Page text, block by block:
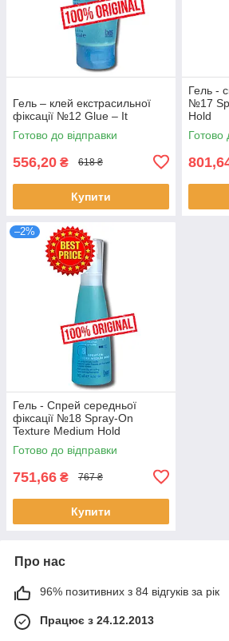
Гель – клей екстрасильної
фіксації №12 Glue – It
Готово до відправки
556,20 ₴ 618 ₴
Купити
Гель -
№17
Hold
Готово
–2%
Гель - Спрей середньої
фіксації №18 Spray-On
Texture Medium Hold
Готово до відправки
751,66 ₴ 767 ₴
Купити
Про нас
96% позитивних з 84 відгуків за рік
Працює з 24.12.2013